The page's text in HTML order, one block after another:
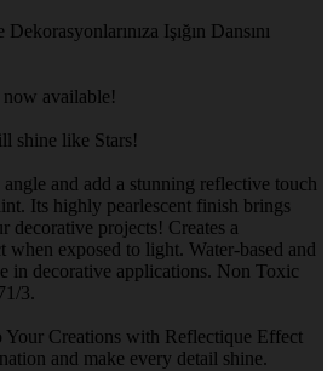
Işığın Dansını
available!
shine like Stars!
and add a stunning reflective touch
Its highly pearlescent finish brings
decorative projects! Creates a
when exposed to light. Water-based and
in decorative applications. Non Toxic
3.
Creations with Reflectique Effect
and make every detail shine.